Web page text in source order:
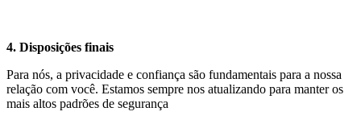
4. Disposições finais
Para nós, a privacidade e confiança são fundamentais para a nossa
relação com você. Estamos sempre nos atualizando para manter os
mais altos padrões de segurança